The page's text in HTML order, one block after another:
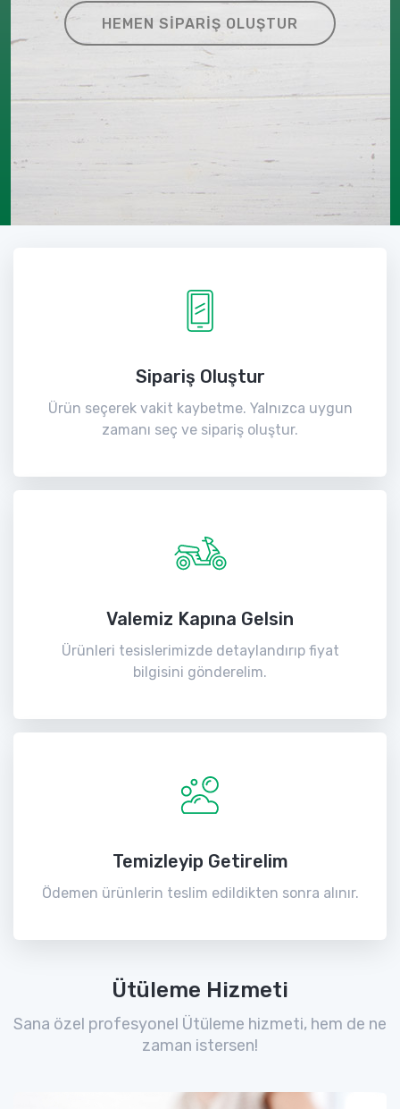
HEMEN SIPARIŞ OLUŞTUR
Sipariş Oluştur
Ürün seçerek vakit kaybetme. Yalnızca uygun
zamanı seç ve sipariş oluştur.
Valemiz Kapına Gelsin
Ürünleri tesislerimizde detaylandırıp fiyat
bilgisini gönderelim.
Temizleyip Getirelim
Ödemen ürünlerin teslim edildikten sonra alınır.
Ütüleme Hizmeti
Sana özel profesyonel Ütüleme hizmeti, hem de ne
zaman istersen!